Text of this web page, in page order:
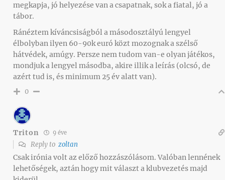
megkapja, jó helyezése van a csapatnak, sok a fiatal, jó a
tábor.
Ránéztem kíváncsiságból a másodosztályú lengyel
élbolyban ilyen 60-90k euró közt mozognak a szélső
hátvédek, amúgy. Persze nem tudom van-e olyan játékos,
mondjuk a lengyel másodba, akire illik a leírás (olcsó, de
azért tud is, és minimum 25 év alatt van).
0
Triton 9 éve
Reply to zoltan
Csak irónia volt az előző hozzászólásom. Valóban lennének
lehetőségek, aztán hogy mit választ a klubvezetés majd